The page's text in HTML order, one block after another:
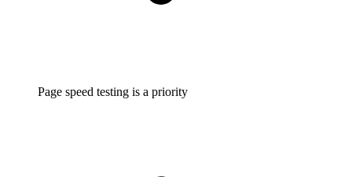
Page speed testing is a priority